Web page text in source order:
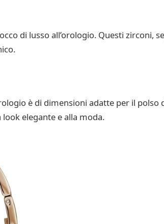
di lusso all’orologio. Questi zirconi,
è di dimensioni adatte per il
elegante e alla moda.